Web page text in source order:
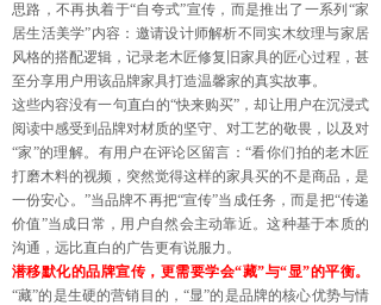
思路，不再执着于“自夸式”宣传，而是推出了一系列“家
居生活美学”内容：邀请设计师解析不同实木纹理与家居
风格的搭配逻辑，记录老木匠修复旧家具的匠心过程，甚
至分享用户用该品牌家具打造温馨家的真实故事。
这些内容没有一句直白的“快来购买”，却让用户在沉浸式
阅读中感受到品牌对材质的坚守、对工艺的敬畏，以及对
“家”的理解。有用户在评论区留言：“看你们拍的老木匠
打磨木料的视频，突然觉得这样的家具买的不是商品，是
一份安心。”当品牌不再把“宣传”当成任务，而是把“传递
价值”当成日常，用户自然会主动靠近。这种基于本质的
沟通，远比直白的广告更有说服力。
潜移默化的品牌宣传，更需要学会“藏”与“显”的平衡。
“藏”的是生硬的营销目的，“显”的是品牌的核心优势与情